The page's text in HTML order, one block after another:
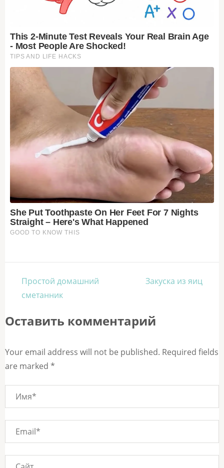
Навигация
по
Простой домашний
сметанник
Закуска из яиц
Оставить комментарий
Your email address will not be published. Required fields
are marked *